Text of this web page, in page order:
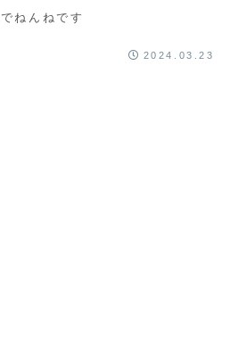
ねんねです
2024.03.23